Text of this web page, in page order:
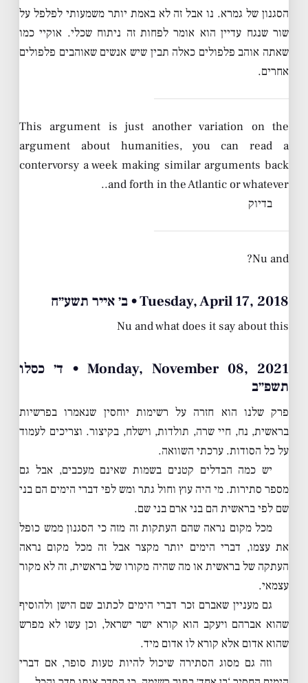
הסגנון של גמרא. נו אבל זה לא באמת יותר משמעותי לפלפל על
שור שנגח עדיין הוא אומר לפחות זה ניתוח שכלי. אוקיי כמו
שאתה אוהב פלפולים כאלה תבין שיש אנשים שאוהבים פלפולים
אחרים.
This argument is just another variation on the
argument about humanities, you can read a
contervorsy a week making similar arguments back
and forth in the Atlantic or whatever..
בדיוק
Nu and?
Tuesday, April 17, 2018 • ב׳ אייר תשע״ח
Nu and what does it say about this
Monday, November 08, 2021 • ד׳ כסלו
תשפ״ב
פרק שלנו הוא חזרה על רשימות יוחסין שנאמרו בפרשיות
בראשית, נח, חיי שרה, תולדות, וישלח, בקיצור. וצריכים לעמוד
על כל הסודות. ערכתי השוואה.
יש כמה הבדלים קטנים בשמות שאינם מעכבים, אבל גם
מספר סתירות. מי היה עוץ וחול גתר ומש לפי דברי הימים הם בני
שם לפי בראשית הם בני ארם בני שם.
מכל מקום נראה שהם העתקות זה מזה כי הסגנון ממש כופל
את עצמו, דברי הימים יותר מקצר אבל זה מכל מקום נראה
העתקה של בראשית או מה שהיה מקורו של בראשית, זה לא מקור
עצמאי.
גם מעניין שאברם זכר דברי הימים לכתוב שם הישן ולהוסיף
שהוא אברהם ויעקב הוא קורא ישר ישראל, וכן עשו לא מפרש
שהוא אדום אלא קורא לו אדום מיד.
וזה גם מסוג הסתירה שיכול להיות טעות סופר, אם דברי